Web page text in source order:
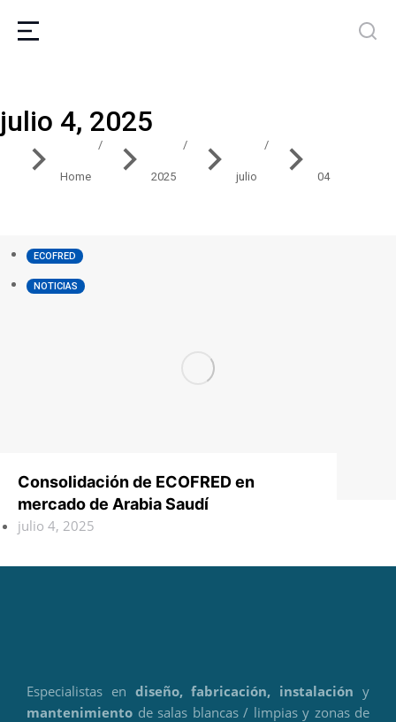
julio 4, 2025
You are here:
Home 2025 julio 04
ECOFRED
NOTICIAS
Consolidación de ECOFRED en
mercado de Arabia Saudí
julio 4, 2025
Especialistas en diseño, fabricación, instalación y
mantenimiento de salas blancas / limpias y zonas de